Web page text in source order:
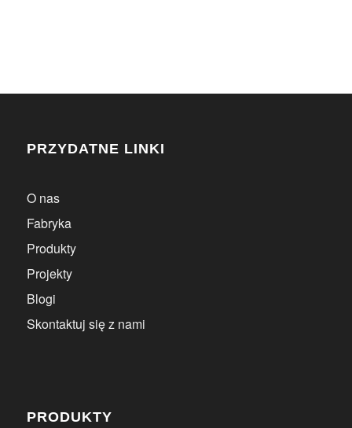
PRZYDATNE LINKI
O nas
Fabryka
Produkty
Projekty
Blogi
Skontaktuj się z nami
PRODUKTY